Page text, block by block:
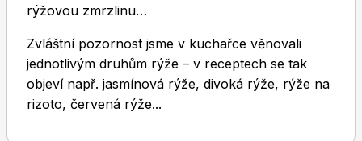
rýžovou zmrzlinu…
Zvláštní pozornost jsme v kuchařce věnovali
jednotlivým druhům rýže – v receptech se tak
objeví např. jasmínová rýže, divoká rýže, rýže na
rizoto, červená rýže...